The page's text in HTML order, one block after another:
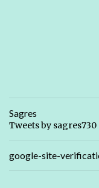
Sagres
Tweets by sagres730
google-site-